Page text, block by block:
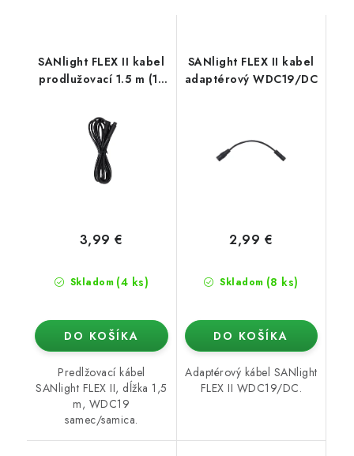
SANlight FLEX II kabel
prodlužovací 1.5 m (1x
WDC19 samice)
Skladom (4 ks)
3,99 €
DO KOŠÍKA
Predlžovací kábel
SANlight FLEX II, dĺžka 1,5
m, WDC19
samec/samica.
SANlight FLEX II kabel
adaptérový WDC19/DC
Skladom (8 ks)
2,99 €
DO KOŠÍKA
Adaptérový kábel SANlight
FLEX II WDC19/DC.